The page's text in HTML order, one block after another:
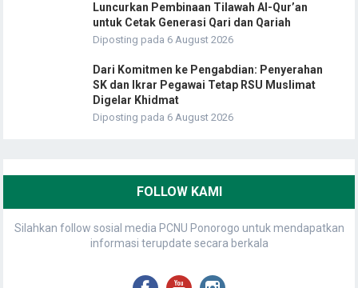
Luncurkan Pembinaan Tilawah Al-Qur’an
untuk Cetak Generasi Qari dan Qariah
Diposting pada 6 August 2026
Dari Komitmen ke Pengabdian: Penyerahan
SK dan Ikrar Pegawai Tetap RSU Muslimat
Digelar Khidmat
Diposting pada 6 August 2026
FOLLOW KAMI
Silahkan follow sosial media PCNU Ponorogo untuk mendapatkan
informasi terupdate secara berkala